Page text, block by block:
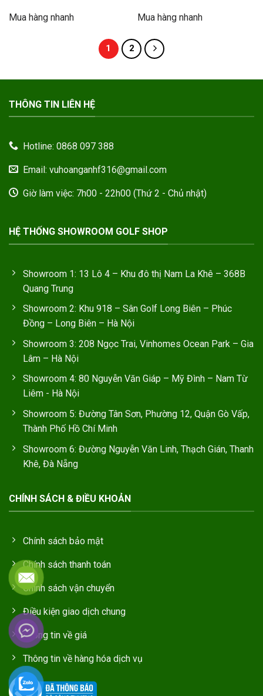
2.850.000VND.
Mua hàng nhanh
2.900.000VND.
Mua hàng nhanh
1 2
THÔNG TIN LIÊN HỆ
Hotline: 0868 097 388
Email: vuhoanganhf316@gmail.com
Giờ làm việc: 7h00 - 22h00 (Thứ 2 - Chủ nhật)
HỆ THỐNG SHOWROOM GOLF SHOP
Showroom 1: 13 Lô 4 – Khu đô thị Nam La Khê – 368B
Quang Trung
Showroom 2: Khu 918 – Sân Golf Long Biên – Phúc
Đồng – Long Biên – Hà Nội
Showroom 3: 208 Ngọc Trai, Vinhomes Ocean Park – Gia
Lâm – Hà Nội
Showroom 4: 80 Nguyễn Văn Giáp – Mỹ Đình – Nam Từ
Liêm - Hà Nội
Showroom 5: Đường Tân Sơn, Phường 12, Quận Gò Vấp,
Thành Phố Hồ Chí Minh
Showroom 6: Đường Nguyễn Văn Linh, Thạch Gián, Thanh
Khê, Đà Nẵng
CHÍNH SÁCH & ĐIỀU KHOẢN
Chính sách bảo mật
Chính sách thanh toán
Chính sách vận chuyển
Điều kiện giao dịch chung
Thông tin về giá
Thông tin về hàng hóa dịch vụ